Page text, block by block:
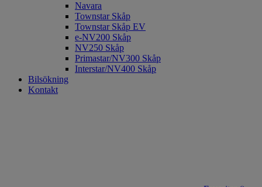
Navara
Townstar Skåp
Townstar Skåp EV
e-NV200 Skåp
NV250 Skåp
Primastar/NV300 Skåp
Interstar/NV400 Skåp
Bilsökning
Kontakt